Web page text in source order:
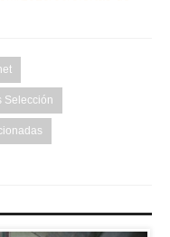
Selección